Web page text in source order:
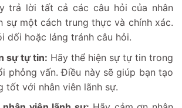
trả lời tất cả các câu hỏi của nhân
sự một cách trung thực và chính xác.
dối hoặc lảng tránh câu hỏi.
sự tự tin: Hãy thể hiện sự tự tin trong
phỏng vấn. Điều này sẽ giúp bạn tạo
tốt với nhân viên lãnh sự.